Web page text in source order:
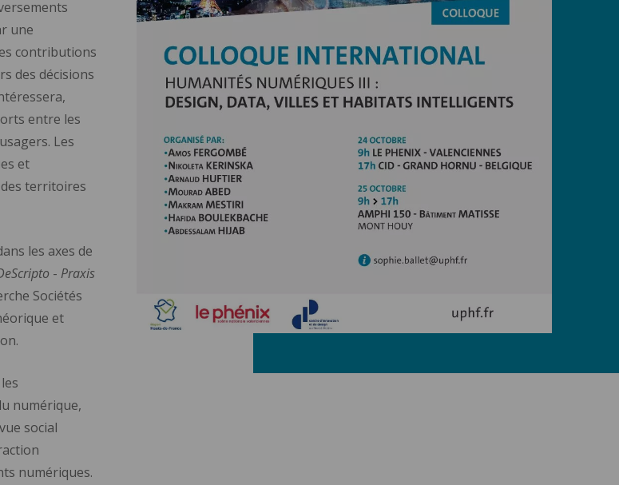
une
contributions
des décisions
entre les
Les
et
des territoires
les axes de
- Praxis
Sociétés
et
numérique,
social
numériques.